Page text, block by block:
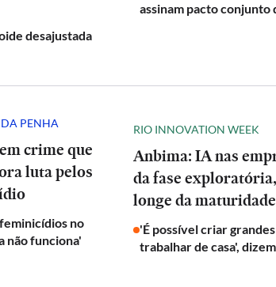
desajustada
assinam pacto conjunto
PENHA
crime que
luta pelos
no
não funciona'
RIO INNOVATION WEEK
Anbima: IA nas
da fase
longe da maturidade
'É possível criar
trabalhar de casa',